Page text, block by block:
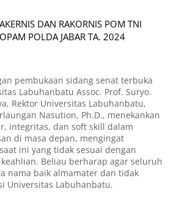
DAN RAKORNIS POM TNI
POLDA JABAR TA. 2024
pembukaan sidang senat terbuka
Labuhanbatu Assoc. Prof. Suryo.
Rektor Universitas Labuhanbatu,
Nasution, Ph.D., menekankan
integritas, dan soft skill dalam
di masa depan, mengingat
ini yang tidak sesuai dengan
Beliau berharap agar seluruh
nama baik almamater dan tidak
Universitas Labuhanbatu.